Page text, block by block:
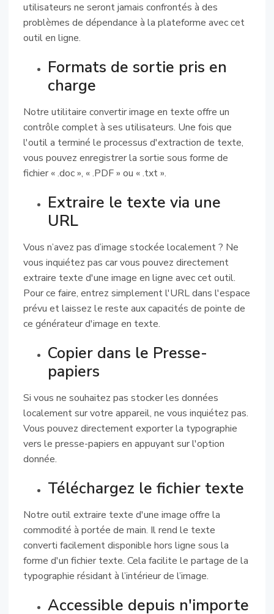
utilisateurs ne seront jamais confrontés à des
problèmes de dépendance à la plateforme avec cet
outil en ligne.
Formats de sortie pris en
charge
Notre utilitaire convertir image en texte offre un
contrôle complet à ses utilisateurs. Une fois que
l'outil a terminé le processus d'extraction de texte,
vous pouvez enregistrer la sortie sous forme de
fichier « .doc », « .PDF » ou « .txt ».
Extraire le texte via une
URL
Vous n’avez pas d’image stockée localement ? Ne
vous inquiétez pas car vous pouvez directement
extraire texte d'une image en ligne avec cet outil.
Pour ce faire, entrez simplement l'URL dans l'espace
prévu et laissez le reste aux capacités de pointe de
ce générateur d'image en texte.
Copier dans le Presse-
papiers
Si vous ne souhaitez pas stocker les données
localement sur votre appareil, ne vous inquiétez pas.
Vous pouvez directement exporter la typographie
vers le presse-papiers en appuyant sur l'option
donnée.
Téléchargez le fichier texte
Notre outil extraire texte d'une image offre la
commodité à portée de main. Il rend le texte
converti facilement disponible hors ligne sous la
forme d'un fichier texte. Cela facilite le partage de la
typographie résidant à l’intérieur de l’image.
Accessible depuis n'importe